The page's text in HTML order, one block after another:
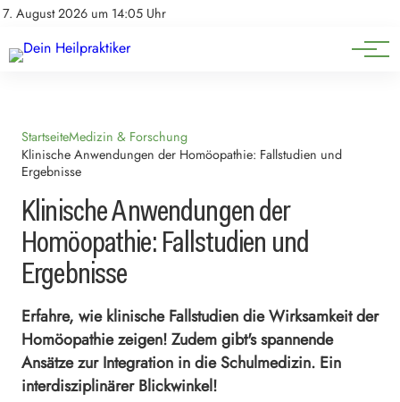
7. August 2026 um 14:05 Uhr
Impressum
Natürliche Medizin
Heilpflanzen & Kräuterkunde
StartseiteMedizin & Forschung
Klinische Anwendungen der Homöopathie: Fallstudien und
Ergebnisse
Klinische Anwendungen der
Homöopathie: Fallstudien und
Ergebnisse
Erfahre, wie klinische Fallstudien die Wirksamkeit der
Homöopathie zeigen! Zudem gibt's spannende
Ansätze zur Integration in die Schulmedizin. Ein
interdisziplinärer Blickwinkel!